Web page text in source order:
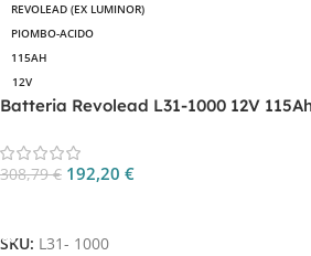
REVOLEAD (EX LUMINOR)
PIOMBO-ACIDO
115AH
12V
Batteria Revolead L31-1000 12V
308,79€ 192,20 €
SKU: L31- 1000